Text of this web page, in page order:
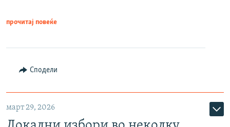
прочитај повеќе
Сподели
март 29, 2026